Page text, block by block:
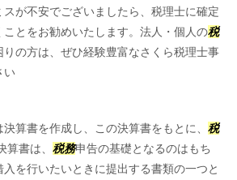
が不安でございましたら、税理士に確定
とをお勧めいたします。法人・個人の税
の方は、ぜひ経験豊富なさくら税理士事
い
算書を作成し、この決算書をもとに、 税
書は、 税務申告の基礎となるのはもち
を行いたいときに提出する書類の一つと